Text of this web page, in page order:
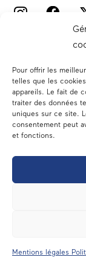
Pour offrir les
telles que les
appareils. Le fait de
traiter des données
uniques sur ce site.
consentement peut
et fonctions.
Mentions légales